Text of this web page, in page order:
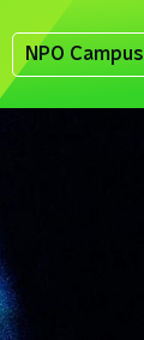
NPO Campus